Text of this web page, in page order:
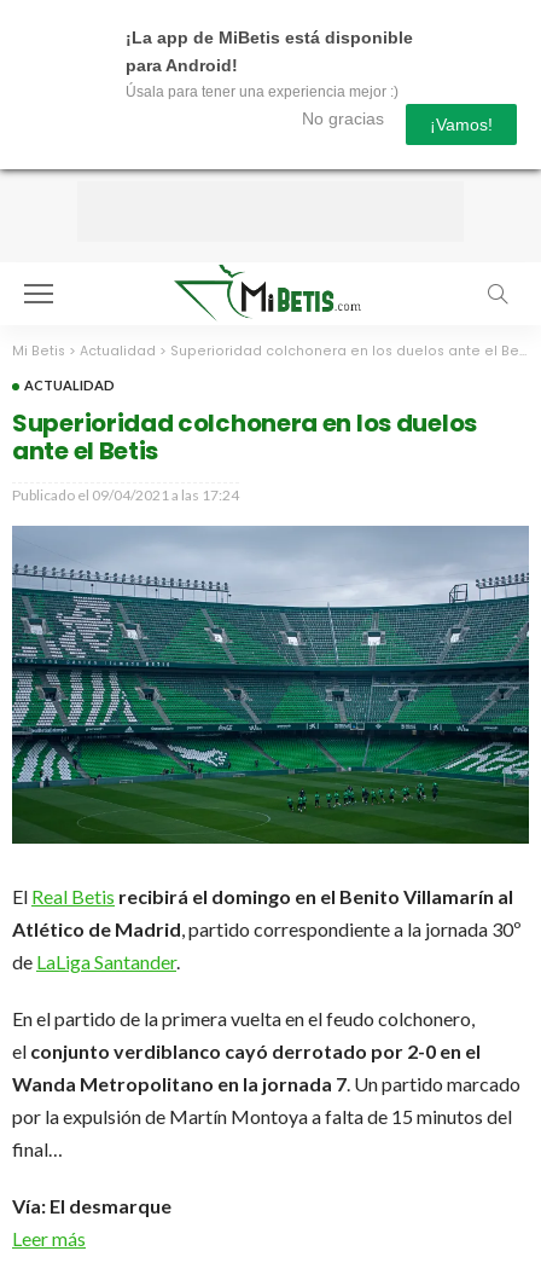
¡La app de MiBetis está disponible
para Android!
Úsala para tener una experiencia mejor :)
No gracias ¡Vamos!
Mi Betis > Actualidad > Superioridad colchonera en los duelos ante el Betis
ACTUALIDAD
Superioridad colchonera en los duelos
ante el Betis
Publicado el 09/04/2021 a las 17:24
El Real Betis recibirá el domingo en el Benito Villamarín al
Atlético de Madrid , partido correspondiente a la jornada 30º
de LaLiga Santander.
En el partido de la primera vuelta en el feudo colchonero,
el conjunto verdiblanco cayó derrotado por 2-0 en el
Wanda Metropolitano en la jornada 7 . Un partido marcado
por la expulsión de Martín Montoya a falta de 15 minutos del
final…
Vía: El desmarque
Leer más